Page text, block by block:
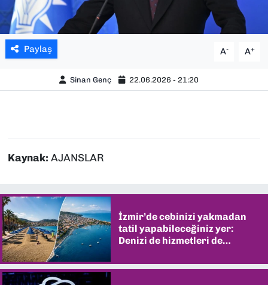
Paylaş A- A+
Sinan Genç 22.06.2026 - 21:20
Kaynak: AJANSLAR
İzmir’de cebinizi yakmadan
tatil yapabileceğiniz yer:
Denizi de hizmetleri de